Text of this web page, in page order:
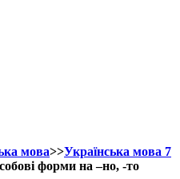
мова>>Українська мова 7
форми на –но, -то